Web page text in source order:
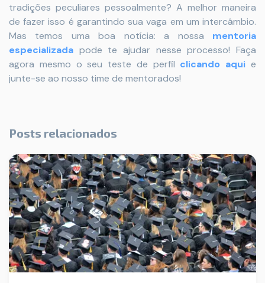
tradições peculiares pessoalmente? A melhor maneira
de fazer isso é garantindo sua vaga em um intercâmbio.
Mas temos uma boa notícia: a nossa mentoria
especializada pode te ajudar nesse processo! Faça
agora mesmo o seu teste de perfil clicando aqui e
junte-se ao nosso time de mentorados!
Posts relacionados